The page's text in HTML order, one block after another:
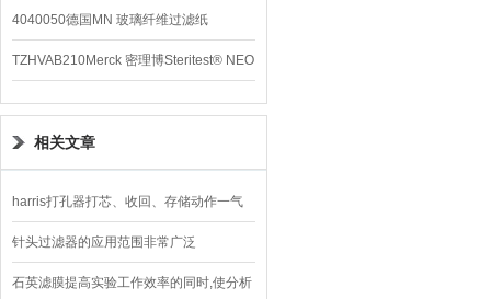
4040050德国MN 玻璃纤维过滤纸
TZHVAB210Merck 密理博Steritest® NEO
设备
相关文章
harris打孔器打芯、收回、存储动作一气
呵成
针头过滤器的应用范围非常广泛
石英滤膜提高实验工作效率的同时,使分析